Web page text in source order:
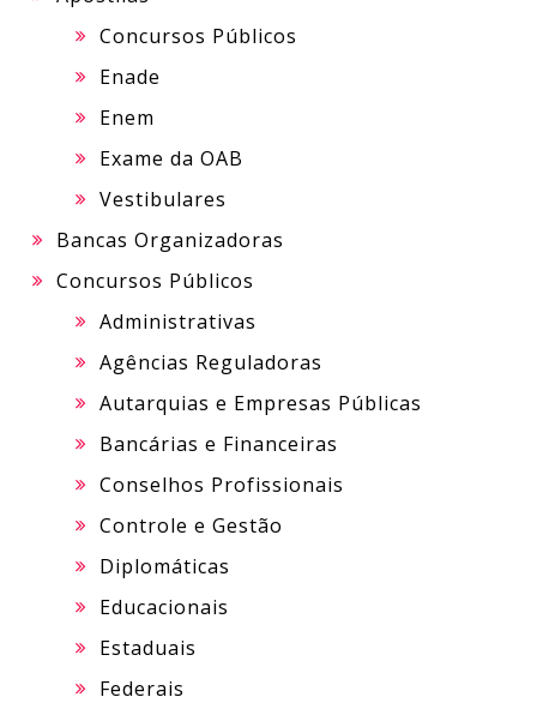
Concursos Públicos
Enade
Enem
Exame da OAB
Vestibulares
Bancas Organizadoras
Concursos Públicos
Administrativas
Agências Reguladoras
Autarquias e Empresas Públicas
Bancárias e Financeiras
Conselhos Profissionais
Controle e Gestão
Diplomáticas
Educacionais
Estaduais
Federais